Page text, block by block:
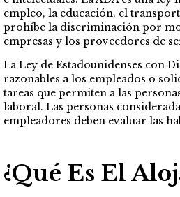
empleo, la educación, el
prohíbe la discriminación por
empresas y los proveedores de
La Ley de Estadounidenses con
razonables a los empleados o
tareas que permiten a las
laboral. Las personas
empleadores deben evaluar las
¿Qué Es El